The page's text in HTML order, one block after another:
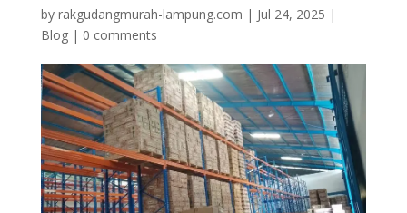
by rakgudangmurah-lampung.com | Jul 24, 2025 |
Blog| 0 comments